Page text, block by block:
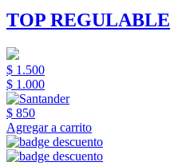
TOP REGULABLE
$ 1.500
$ 1.000
$ 850
Agregar a carrito